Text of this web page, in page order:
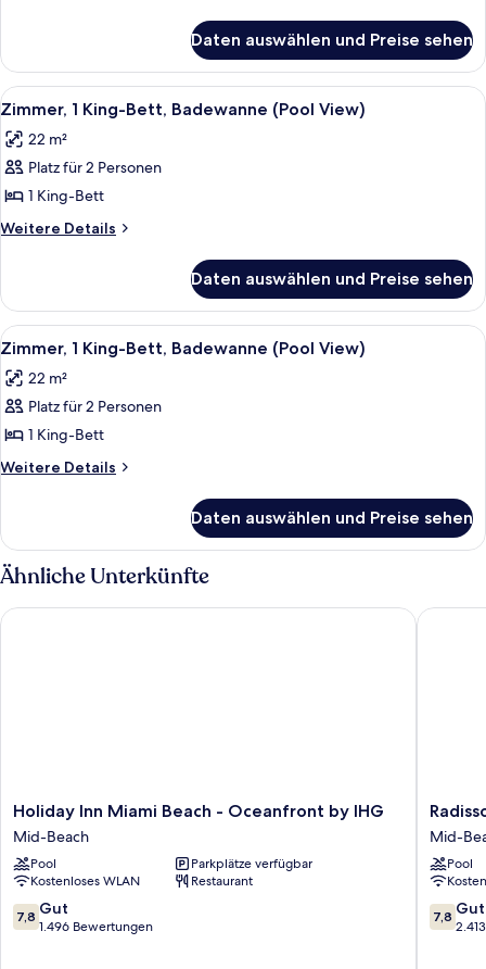
2 Queen-
Betten
(Hearing)
Daten auswählen und Preise sehen
Alle
Fotos
für
Zimmer,
1 King-
Bett,
View)
anzeigen
Ein Hotelzimmer mit einem großen
5
Zimmer, 1 King-Bett, Badewanne (Pool View)
22 m²
Platz für 2 Personen
1 King-Bett
Weitere Details
Weitere
1 King-
Bett,
Badewanne
View)
Daten auswählen und Preise sehen
Alle
Fotos
für
Zimmer,
1 King-
Bett,
View)
anzeigen
Ein Hotelzimmer mit einem großen
5
Zimmer, 1 King-Bett, Badewanne (Pool View)
22 m²
Platz für 2 Personen
1 King-Bett
Weitere Details
Weitere
1 King-
Bett,
Badewanne
(Pool
View)
Daten auswählen und Preise sehen
Ähnliche Unterkünfte
Holiday
Inn
Miami
Beach
-
Oceanfront
by
Holiday Inn Miami Beach - Oceanfront by IHG
Mid-Beach
Pool
Parkplätze verfügbar
Kostenloses WLAN
Restaurant
7.8
von
7,8 Gut
1.496 Bewertungen
Holiday Inn Miami Beach - Oceanfront by IHG
Resort
Miami
Beach
Mid-
Beach
Mid-
Pool
7.8
von
7,8 Gut